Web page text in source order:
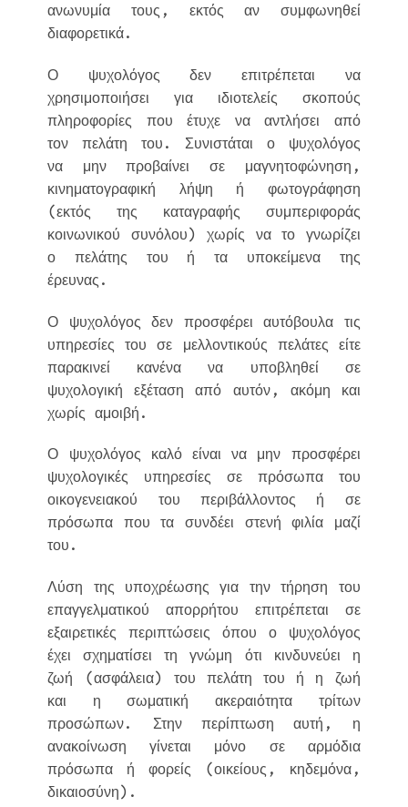
ανωνυμία τους, εκτός αν συμφωνηθεί
διαφορετικά.
Ο ψυχολόγος δεν επιτρέπεται να
χρησιμοποιήσει για ιδιοτελείς σκοπούς
πληροφορίες που έτυχε να αντλήσει από
τον πελάτη του. Συνιστάται ο ψυχολόγος
να μην προβαίνει σε μαγνητοφώνηση,
κινηματογραφική λήψη ή φωτογράφηση
(εκτός της καταγραφής συμπεριφοράς
κοινωνικού συνόλου) χωρίς να το γνωρίζει
ο πελάτης του ή τα υποκείμενα της
έρευνας.
Ο ψυχολόγος δεν προσφέρει αυτόβουλα τις
υπηρεσίες του σε μελλοντικούς πελάτες είτε
παρακινεί κανένα να υποβληθεί σε
ψυχολογική εξέταση από αυτόν, ακόμη και
χωρίς αμοιβή.
Ο ψυχολόγος καλό είναι να μην προσφέρει
ψυχολογικές υπηρεσίες σε πρόσωπα του
οικογενειακού του περιβάλλοντος ή σε
πρόσωπα που τα συνδέει στενή φιλία μαζί
του.
Λύση της υποχρέωσης για την τήρηση του
επαγγελματικού απορρήτου επιτρέπεται σε
εξαιρετικές περιπτώσεις όπου ο ψυχολόγος
έχει σχηματίσει τη γνώμη ότι κινδυνεύει η
ζωή (ασφάλεια) του πελάτη του ή η ζωή
και η σωματική ακεραιότητα τρίτων
προσώπων. Στην περίπτωση αυτή, η
ανακοίνωση γίνεται μόνο σε αρμόδια
πρόσωπα ή φορείς (οικείους, κηδεμόνα,
δικαιοσύνη).